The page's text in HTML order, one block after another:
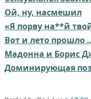
Ой, ну, насмешил
«Я порву на**й
Вот и лето прошло
Мадонна и Борис
Доминирующая